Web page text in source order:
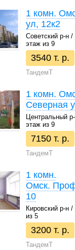
1 комн.
ул, 12к2
Советский р-н
этаж из 9
3540 т. р.
ТандемТ
1 комн.
Северная
Центральный
этаж из 9
7150 т. р.
ТандемТ
1 комн.
Омск.
10
Кировский р-н
из 5
3200 т. р.
ТандемТ